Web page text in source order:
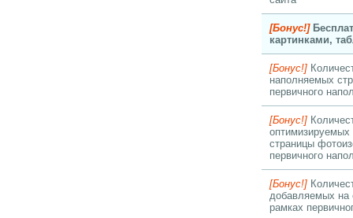
[Бонус!]
картинками,
[Бонус!]
наполняемых
первичного
[Бонус!]
страницы
первичного
[Бонус!]
добавляемых на
рамках